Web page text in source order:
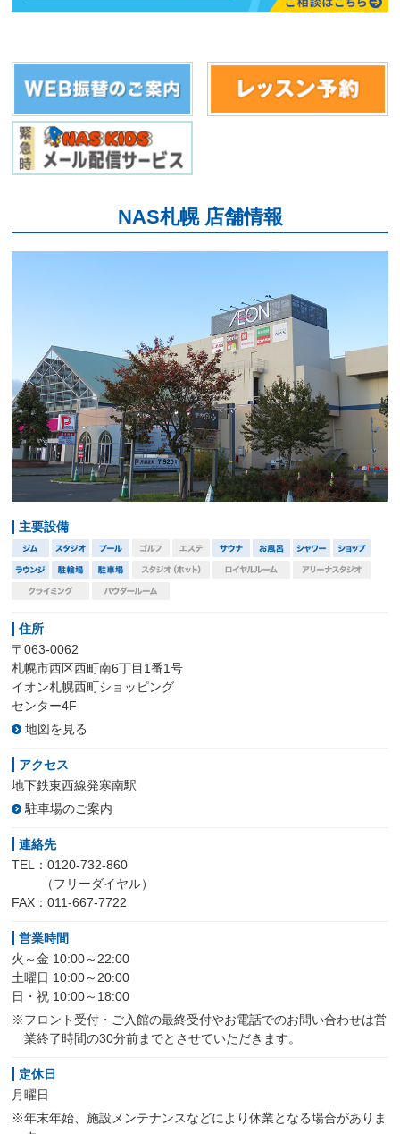
NAS札幌 店舗情報
主要設備
住所
〒063-0062
札幌市西区西町南6丁目1番1号
イオン札幌西町ショッピング
センター4F
地図を見る
アクセス
地下鉄東西線発寒南駅
駐車場のご案内
連絡先
TEL：0120-732-860
（フリーダイヤル）
FAX：011-667-7722
営業時間
火～金 10:00～22:00
土曜日 10:00～20:00
日・祝 10:00～18:00
※フロント受付・ご入館の最終受付やお電話でのお問い合わせは営
業終了時間の30分前までとさせていただきます。
定休日
月曜日
※年末年始、施設メンテナンスなどにより休業となる場合がありま